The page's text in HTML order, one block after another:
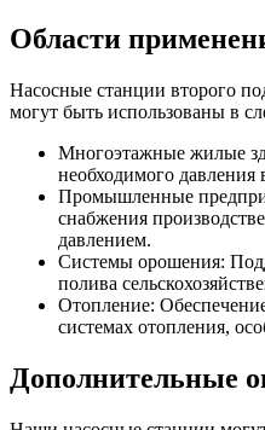
Области
Насосные станции второго
могут быть использованы в
Многоэтажные жилые
необходимого
Промышленные
снабжения
давлением.
Системы орошения:
полива
Отопление:
системах отопления,
Дополнительные